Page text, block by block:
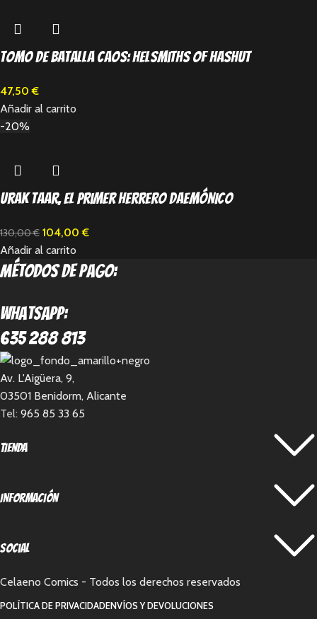
Tomo de batalla Caos: Helsmiths of Hashut
47,50€
Añadir al carrito
-20%
Urak Taar, el primer Herrero Daemónico
130,00€ 104,00€
Añadir al carrito
métodos de pago:
Whatsapp:
635 288 813
Av. L'Aigüera, 9,
03501 Benidorm, Alicante
Tel: 965 85 33 65
Tienda
Información
Social
Celaeno Comics - Todos los derechos reservados
POLÍTICA DE PRIVACIDADENVÍOS Y DEVOLUCIONES